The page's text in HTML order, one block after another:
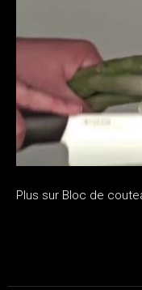
Plus sur Bloc de